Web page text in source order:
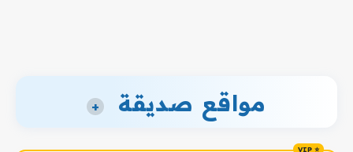
مواقع صديقة +